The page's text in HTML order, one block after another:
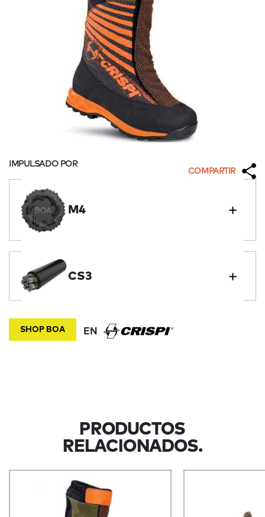
COMPARTIR
IMPULSADO POR
M4
CS3
SHOP BOA EN
PRODUCTOS
RELACIONADOS.